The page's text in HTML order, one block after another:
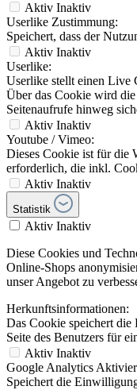
Aktiv Inaktiv
Userlike Zustimmung:
Speichert, dass der
Aktiv Inaktiv
Userlike:
Userlike stellt einen Live
Über das Cookie wird
Seitenaufrufe hinweg
Aktiv Inaktiv
Youtube / Vimeo:
Dieses Cookie ist für die
erforderlich, die inkl.
Aktiv Inaktiv
Statistik
Aktiv Inaktiv
Diese Cookies und
Online-Shops
unser Angebot zu
Herkunftsinformationen:
Das Cookie speichert die
Seite des Benutzers für
Aktiv Inaktiv
Google Analytics
Speichert die